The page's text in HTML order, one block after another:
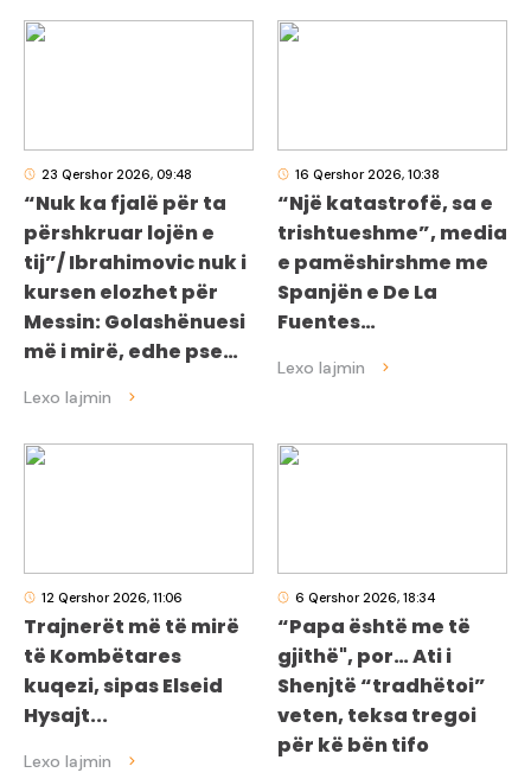
23 Qershor 2026, 09:48
“Nuk ka fjalë për ta
përshkruar lojën e
tij”/ Ibrahimovic nuk i
kursen elozhet për
Messin: Golashënuesi
më i mirë, edhe pse…
16 Qershor 2026, 10:38
“Një katastrofë, sa e
trishtueshme”, media
e pamëshirshme me
Spanjën e De La
Fuentes…
12 Qershor 2026, 11:06
Trajnerët më të mirë
të Kombëtares
kuqezi, sipas Elseid
Hysajt...
6 Qershor 2026, 18:34
“Papa është me të
gjithë", por… Ati i
Shenjtë “tradhëtoi”
veten, teksa tregoi
për kë bën tifo